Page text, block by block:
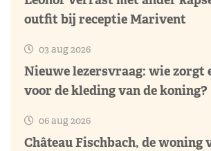
outfit bij receptie Marivent
03 aug 2026
Nieuwe lezersvraag: wie zorgt
voor de kleding van de koning?
06 aug 2026
Château Fischbach, de woning